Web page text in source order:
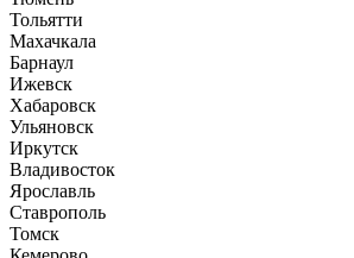
Тольятти
Махачкала
Барнаул
Ижевск
Хабаровск
Ульяновск
Иркутск
Владивосток
Ярославль
Ставрополь
Томск